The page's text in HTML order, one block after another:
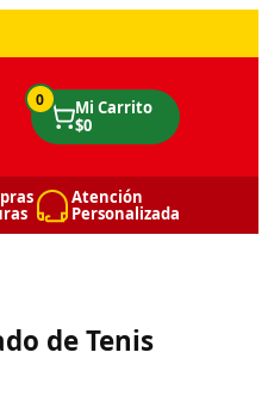
0
Atención
Personalizada
de Tenis